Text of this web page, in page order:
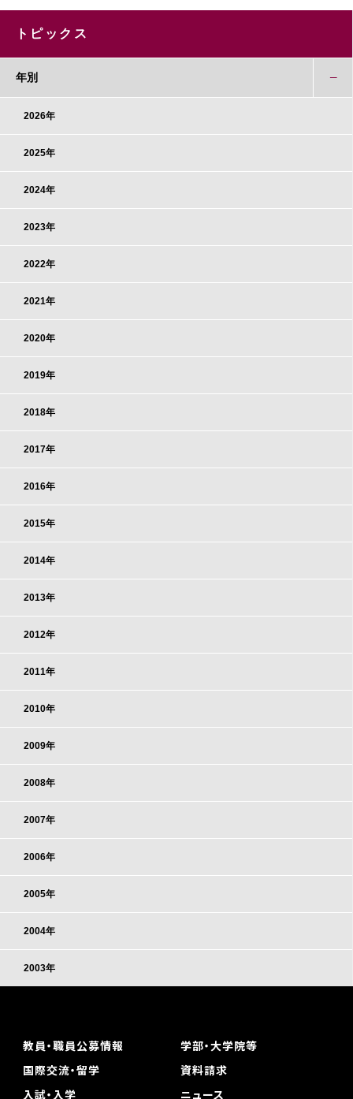
トピックス
年別
2026年
2025年
2024年
2023年
2022年
2021年
2020年
2019年
2018年
2017年
2016年
2015年
2014年
2013年
2012年
2011年
2010年
2009年
2008年
2007年
2006年
2005年
2004年
2003年
教員・職員公募情報
学部・大学院等
国際交流・留学
資料請求
入試・入学
ニュース